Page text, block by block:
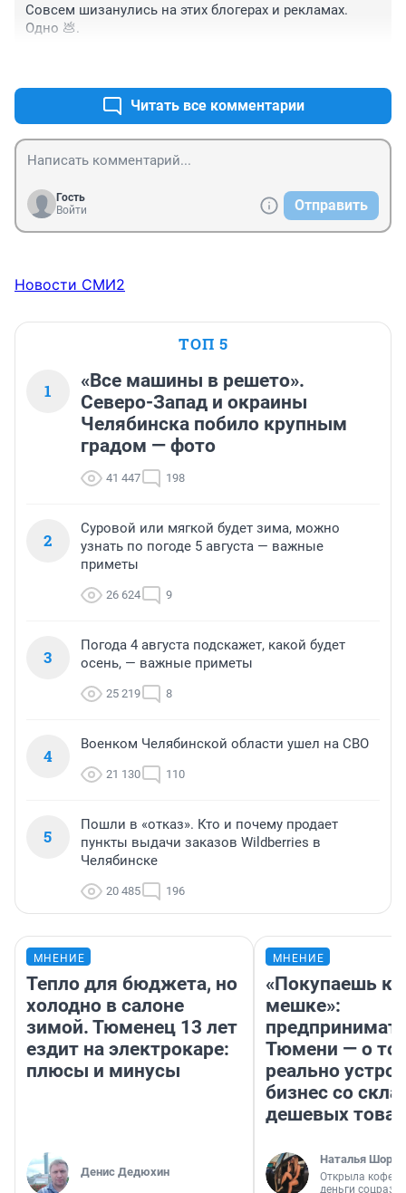
Совсем шизанулись на этих блогерах и рекламах.
Одно 💩.
Читать все комментарии
Гость
Войти
Отправить
Новости СМИ2
ТОП 5
1
«Все машины в решето».
Северо-Запад и окраины
Челябинска побило крупным
градом — фото
41 447 198
2
Суровой или мягкой будет зима, можно
узнать по погоде 5 августа — важные
приметы
26 624 9
3
Погода 4 августа подскажет, какой будет
осень, — важные приметы
25 219 8
4
Военком Челябинской области ушел на СВО
21 130 110
5
Пошли в «отказ». Кто и почему продает
пункты выдачи заказов Wildberries в
Челябинске
20 485 196
МНЕНИЕ
Тепло для бюджета, но
холодно в салоне
зимой. Тюменец 13 лет
ездит на электрокаре:
плюсы и минусы
Денис Дедюхин
МНЕНИЕ
«Покупаешь
мешке»:
Тюмени — о
реально
бизнес со
дешевых
Наталья
Открыла
деньги